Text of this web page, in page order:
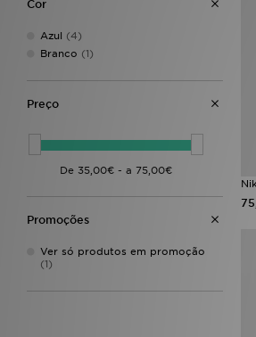
Cor
Azul (4)
Branco (1)
Preço
Promoções
Ver só produtos em promoção
(1)